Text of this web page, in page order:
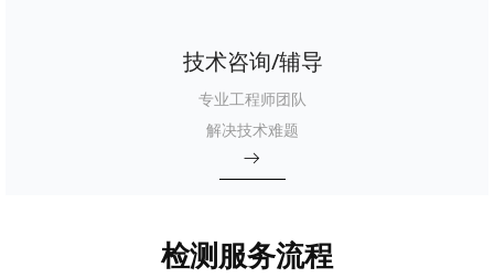
检测服务流程
ꁹ
技术咨询/辅导
专业工程师团队
解决技术难题